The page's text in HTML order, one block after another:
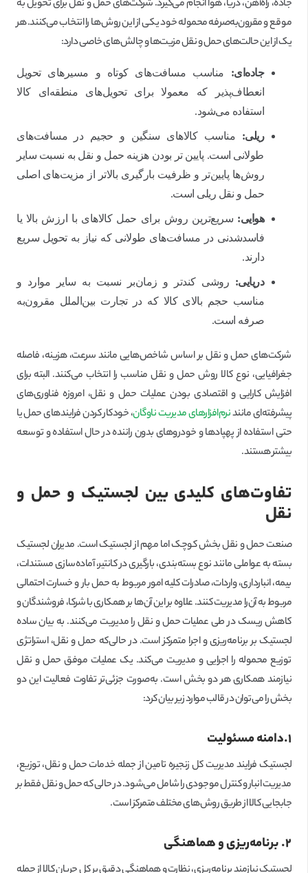
جاده، راه‌آهن، دریا، هوا انجام می‌گیرد. شرکت‌های حمل و نقل برای تحویل به
موقع و مقرون‌به‌صرفه محموله خود یکی از این روش‌ها را انتخاب می‌کنند. هر
یک از این حالت‌های حمل و نقل مزیت‌ها و چالش‌های خاصی دارد:
جاده‌ای: مناسب مسافت‌های کوتاه و مسیرهای تحویل
انعطاف‌پذیر که معمولا برای تحویل‌های منطقه‌ای کالا
استفاده می‌شود.
ریلی: مناسب کالاهای سنگین و حجیم در مسافت‌های
طولانی است. پایین تر بودن هزینه حمل و نقل به نسبت سایر
روش‌ها پایین‌تر و ظرفیت بارگیری بالاتر از مزیت‌های اصلی
حمل و نقل ریلی است.
هوایی: سریع‌ترین روش برای حمل کالاهای با ارزش بالا یا
فاسدشدنی در مسافت‌های طولانی که نیاز به تحویل سریع
دارند.
دریایی: روشی کندتر و زمان‌بر نسبت به سایر موارد و
مناسب حجم بالای کالا که در تجارت بین‌الملل مقرون‌به
صرفه است.
شرکت‌های حمل و نقل بر اساس شاخص‌هایی مانند سرعت، هزینه، فاصله
جغرافیایی، نوع کالا روش حمل و نقل مناسب را انتخاب می‌کنند. البته برای
افزایش کارایی و اقتصادی بودن عملیات حمل و نقل، امروزه فناوری‌های
پیشرفته‌‌ای مانندنرم‌افزارهای مدیریت ناوگان، خودکار کردن فرایندهای حمل یا
حتی استفاده از پهپادها و خودروهای بدون راننده در حال استفاده و توسعه
بیشتر هستند.
تفاوت‌های کلیدی بین لجستیک و حمل و
نقل
صنعت حمل و نقل بخش کوچک اما مهم از لجستیک است. مدیران لجستیک
بسته به عواملی مانند نوع بسته‌بندی، بارگیری در کانتیر، آماده‌سازی مستندات،
بیمه، انبارداری، واردات، صادرات کلیه امور مربوط به حمل بار و خسارت احتمالی
مربوط به آن‌را مدیریت کنند. علاوه بر این آن‌ها بر همکاری با شرکا، فروشندگان و
کاهش ریسک در طی عملیات حمل و نقل را مدیریت می‌کنند. به بیان ساده
لجستیک بر برنامه‌ریزی و اجرا متمرکز است. در حالی‌که حمل و نقل، استراتژی
توزیع محموله را اجرایی و مدیریت می‌کند. یک عملیات موفق حمل و نقل
نیازمند همکاری هر دو بخش است. به‌صورت جزئی‌تر تفاوت فعالیت این دو
بخش را می‌توان در قالب موارد زیر بیان کرد:
۱.دامنه مسئولیت
لجستیک فرایند مدیریت کل زنجیره تامین از جمله خدمات حمل و نقل، توزیع،
مدیریت انبار و کنترل موجودی را شامل می‌شود. در حالی که حمل و نقل فقط بر
جابجایی کالا از طریق روش‌های مختلف متمرکز است.
۲. برنامه‌ریزی و هماهنگی